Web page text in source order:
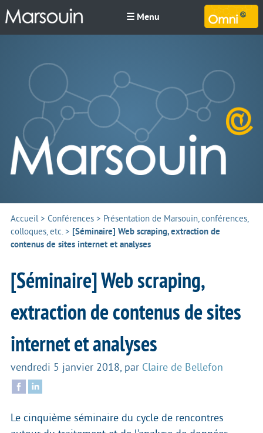
☰ Menu
Accueil> Conférences > Présentation de Marsouin, conférences,
colloques, etc.> [Séminaire] Web scraping, extraction de
contenus de sites internet et analyses
[Séminaire] Web scraping,
extraction de contenus de sites
internet et analyses
vendredi 5 janvier 2018, par Claire de Bellefon
Le cinquième séminaire du cycle de rencontres